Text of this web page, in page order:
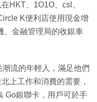
HKT、1O1O、csl、
K便利店使用現金增
、金融管理局的收銀車
流的年輕人，滿足他們
上工作和消費的需要，
Go銀聯卡，用戶可於手